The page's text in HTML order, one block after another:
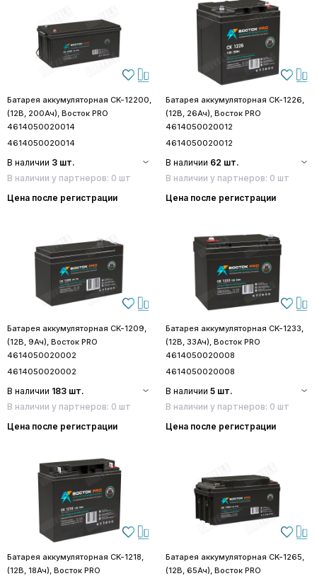
Батарея аккумуляторная CK-12200,
(12В, 200Ач), Восток PRO
4614050020014
4614050020014
В наличии 3 шт.
В наличии у партнеров: 0 шт
Цена после регистрации
Батарея аккумуляторная CK-1226,
(12В, 26Ач), Восток PRO
4614050020012
4614050020012
В наличии 62 шт.
В наличии у партнеров: 0 шт
Цена после регистрации
Батарея аккумуляторная CK-1209,
(12В, 9Ач), Восток PRO
4614050020002
4614050020002
В наличии 183 шт.
В наличии у партнеров: 0 шт
Цена после регистрации
Батарея аккумуляторная CK-1233,
(12В, 33Ач), Восток PRO
4614050020008
4614050020008
В наличии 5 шт.
В наличии у партнеров: 0 шт
Цена после регистрации
Батарея аккумуляторная CK-1218,
(12В, 18Ач), Восток PRO
Батарея аккумуляторная CK-1265,
(12В, 65Ач), Восток PRO